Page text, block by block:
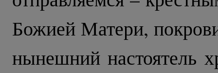
Божией Матери,
нынешний настоятель